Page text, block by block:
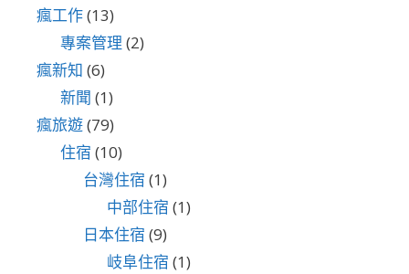
瘋工作(13)
專案管理 (2)
瘋新知 (6)
新聞 (1)
瘋旅遊(79)
住宿 (10)
台灣住宿 (1)
中部住宿 (1)
日本住宿 (9)
岐阜住宿 (1)